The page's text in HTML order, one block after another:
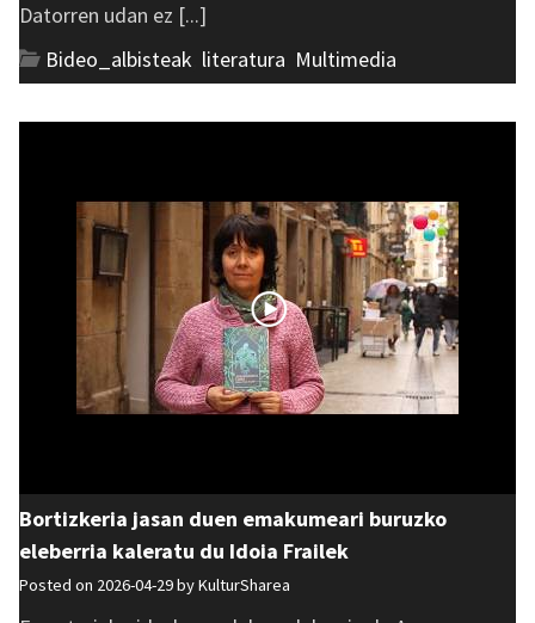
Datorren udan ez [...]
Bideo_albisteak literatura Multimedia
Bortizkeria jasan duen emakumeari buruzko
eleberria kaleratu du Idoia Frailek
Posted on 2026-04-29 byKulturSharea